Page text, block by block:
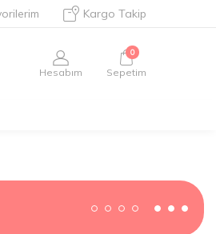
Kargo Takip
Hesabım
0
Sepetim